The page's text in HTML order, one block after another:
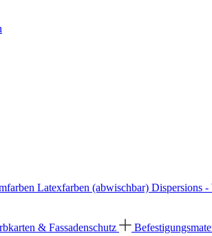
Latexfarben (abwischbar) Dispersions -
& Fassadenschutz